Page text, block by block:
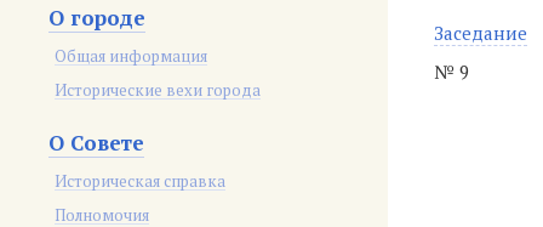
О городе
Общая информация
Исторические вехи города
О Совете
Историческая справка
Полномочия
Заседание
№ 9